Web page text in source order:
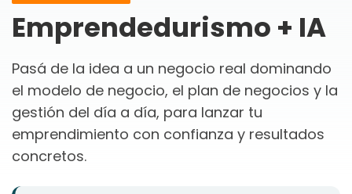
Emprendedurismo + IA
Pasá de la idea a un negocio real dominando
el modelo de negocio, el plan de negocios y la
gestión del día a día, para lanzar tu
emprendimiento con confianza y resultados
concretos.